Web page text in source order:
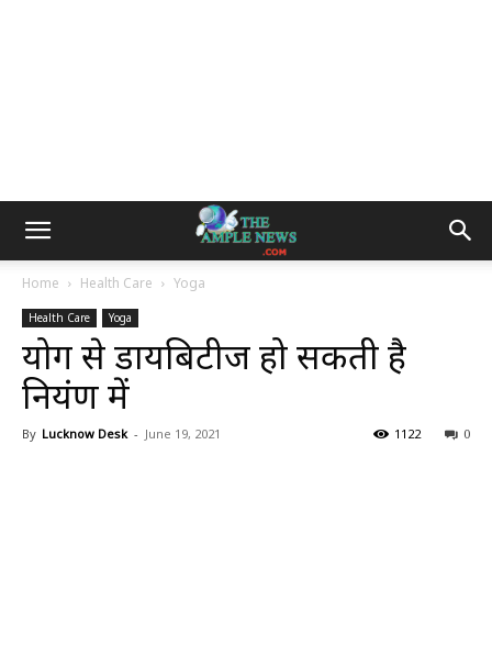
Home Health Care Yoga
Health Care Yoga
योग से डायबिटीज हो सकती है
नियंत्रण में
By Lucknow Desk - June 19, 2021 0
1122